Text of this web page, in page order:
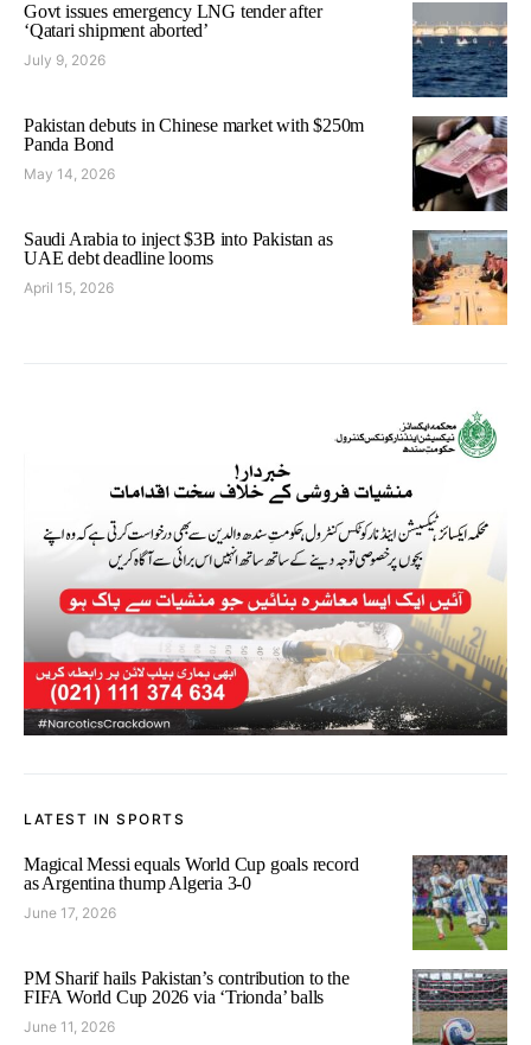
Govt issues emergency LNG tender after
‘Qatari shipment aborted’
July 9, 2026
Pakistan debuts in Chinese market with $250m
Panda Bond
May 14, 2026
Saudi Arabia to inject $3B into Pakistan as
UAE debt deadline looms
April 15, 2026
LATEST IN SPORTS
Magical Messi equals World Cup goals record
as Argentina thump Algeria 3-0
June 17, 2026
PM Sharif hails Pakistan’s contribution to the
FIFA World Cup 2026 via ‘Trionda’ balls
June 11, 2026